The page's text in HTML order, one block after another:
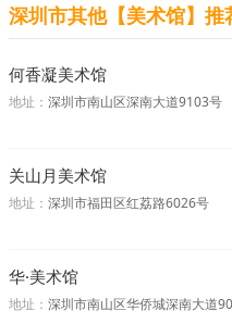
深圳市其他【美术馆】推
何香凝美术馆
地址： 深圳市南山区深南大道9103号
关山月美术馆
地址： 深圳市福田区红荔路6026号
华·美术馆
地址： 深圳市南山区华侨城深南大道